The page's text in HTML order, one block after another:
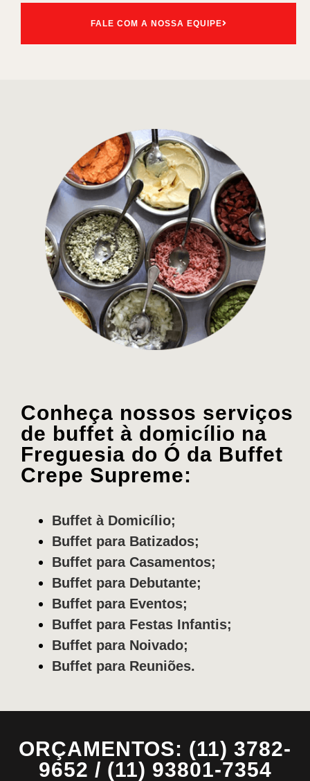
FALE COM A NOSSA EQUIPE
Conheça nossos serviços
de buffet à domicílio na
Freguesia do Ó da Buffet
Crepe Supreme:
Buffet à Domicílio;
Buffet para Batizados;
Buffet para Casamentos;
Buffet para Debutante;
Buffet para Eventos;
Buffet para Festas Infantis;
Buffet para Noivado;
Buffet para Reuniões.
ORÇAMENTOS: (11) 3782-
9652 / (11) 93801-7354